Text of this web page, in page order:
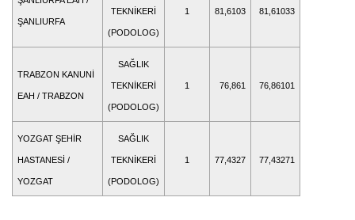
ŞANLIURFA
TEKNİKERİ
(PODOLOG)
1 81,6103 81,61033
TRABZON KANUNİ
EAH / TRABZON
SAĞLIK
TEKNİKERİ
(PODOLOG)
1 76,861 76,86101
YOZGAT ŞEHİR
HASTANESİ /
YOZGAT
SAĞLIK
TEKNİKERİ
(PODOLOG)
1 77,4327 77,43271